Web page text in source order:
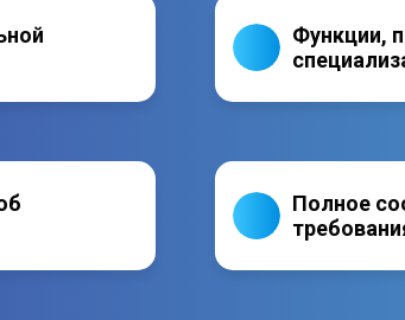
Функции,
Полное